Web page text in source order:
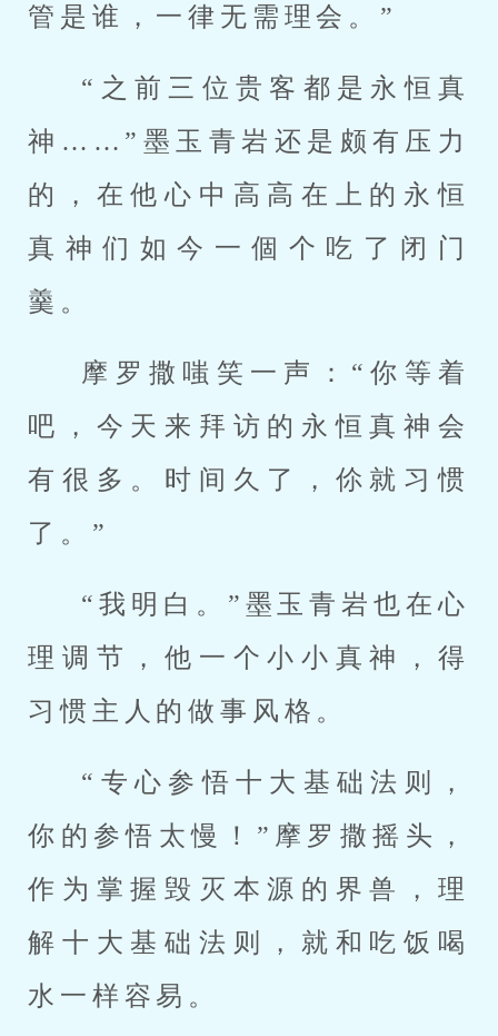
管是谁，一律无需理会。”
“之前三位贵客都是永恒真
神……”墨玉青岩还是颇有压力
的，在他心中高高在上的永恒
真神们如今一個个吃了闭门
羹。
摩罗撒嗤笑一声：“你等着
吧，今天来拜访的永恒真神会
有很多。时间久了，伱就习惯
了。”
“我明白。”墨玉青岩也在心
理调节，他一个小小真神，得
习惯主人的做事风格。
“专心参悟十大基础法则，
你的参悟太慢！”摩罗撒摇头，
作为掌握毁灭本源的界兽，理
解十大基础法则，就和吃饭喝
水一样容易。